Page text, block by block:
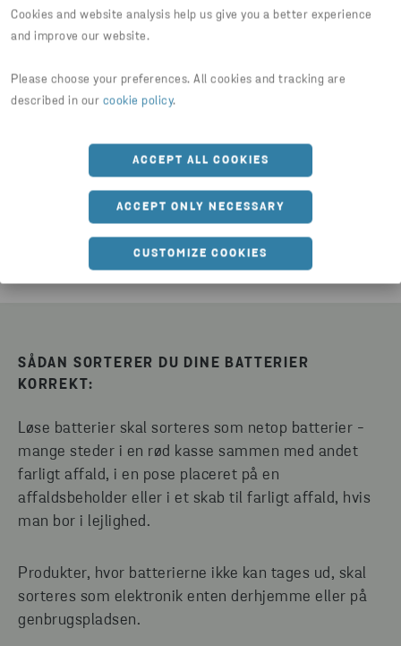
Cookies and website analysis help us give you a better experience
and improve our website.
Please choose your preferences. All cookies and tracking are
described in our cookie policy.
ACCEPT ALL COOKIES
ACCEPT ONLY NECESSARY
CUSTOMIZE COOKIES
Hvert år skabes der flere millioner tons affald i
2022 genererer vi i Danmark 19.362 ton
batteriaffald.
Den samlede affaldssektor håber på, at mere
oplysning vil få bugt med brandfaren på landets
genbrugspladser og affaldshåndteringsanlæg én
gang for alle.
SÅDAN SORTERER DU DINE BATTERIER
KORREKT:
Løse batterier skal sorteres som netop batterier -
mange steder i en rød kasse sammen med andet
farligt affald, i en pose placeret på en
affaldsbeholder eller i et skab til farligt affald, hvis
man bor i lejlighed.
Produkter, hvor batterierne ikke kan tages ud, skal
sorteres som elektronik enten derhjemme eller på
genbrugspladsen.